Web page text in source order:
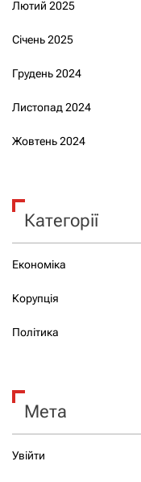
Лютий 2025
Січень 2025
Грудень 2024
Листопад 2024
Жовтень 2024
Категорії
Економіка
Корупція
Політика
Мета
Увійти